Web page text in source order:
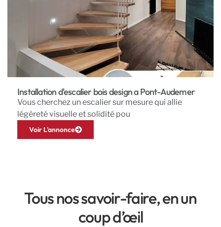
Installation d'escalier bois design a Pont-Audemer
Vous cherchez un escalier sur mesure qui allie
légèreté visuelle et solidité pou
Voir L'annonce
Tous nos savoir-faire, en un
coup d’œil